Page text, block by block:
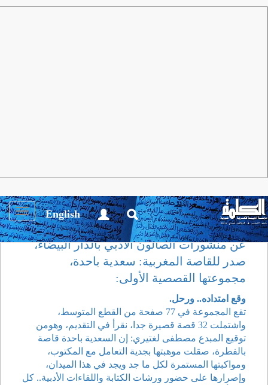
Toggle
English
"وقع امتداده.. ورحل" مجموعة
قصصية جديدة للسعدية باحدة
عن منشورات الصالون الأدبي بالدار البيضاء،
صدر للقاصة المغربية: سعدية باحدة،
مجموعتها القصصية الأولى:
وقع امتداده.. ورحل.
تقع المجموعة في 77 صفحة من القطع المتوسط،
واشتملت 32 قصة قصيرة جدا، نقرأ في التقديم، وهومن
توقيع المبدع مصطفى لغتيري: إن السعدية باحدة قاصة
بالفطرة، صقلت موهبتها بجدية التعامل مع المكتوب،
ومواكبتها المستمرة لكل ما جد ويجد في هذا الميدان،
وإصرارها على حضور ورشات الكتابة واللقاءات الأدبية.. كل